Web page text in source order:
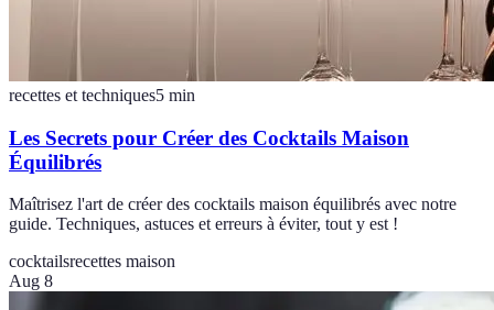
recettes et techniques5 min
Les Secrets pour Créer des Cocktails Maison
Équilibrés
Maîtrisez l'art de créer des cocktails maison équilibrés avec notre
guide. Techniques, astuces et erreurs à éviter, tout y est !
cocktailsrecettes maison
Aug 8